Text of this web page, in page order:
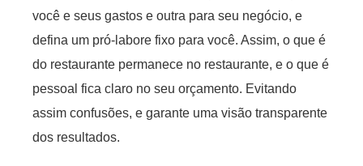
você e seus gastos e outra para seu negócio, e
defina um pró-labore fixo para você. Assim, o que é
do restaurante permanece no restaurante, e o que é
pessoal fica claro no seu orçamento. Evitando
assim confusões, e garante uma visão transparente
dos resultados.